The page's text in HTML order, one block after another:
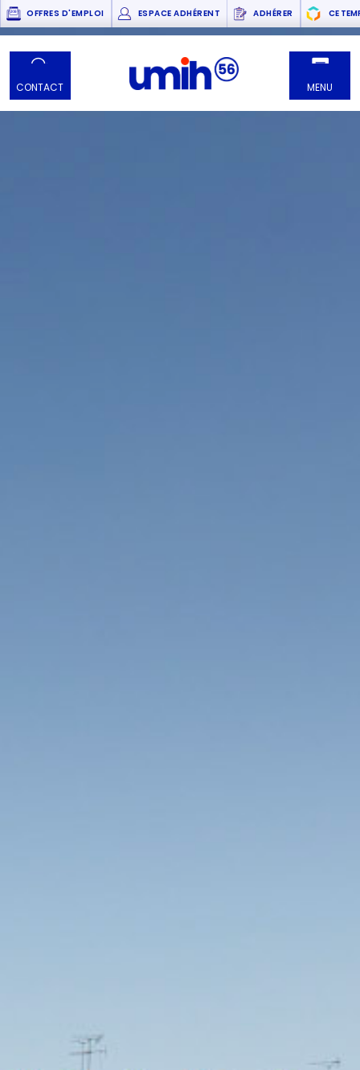
OFFRES D'EMPLOI ESPACE ADHÉRENT ADHÉRER CE
CONTACT MENU